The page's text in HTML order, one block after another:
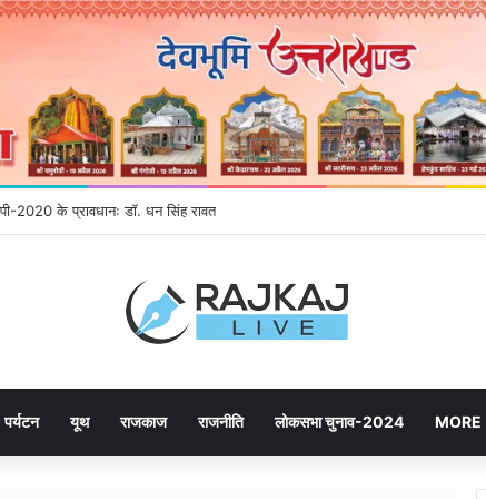
2020 के प्रावधानः डाॅ. धन सिंह रावत
पर्यटन यूथ राजकाज राजनीति लोकसभा चुनाव-2024 MORE